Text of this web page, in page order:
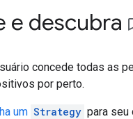
e descubra
concede todas as
por perto.
um Strategy para seu